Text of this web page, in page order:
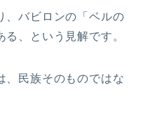
、バビロンの「ベルの
、という見解です。
、民族そのものではな